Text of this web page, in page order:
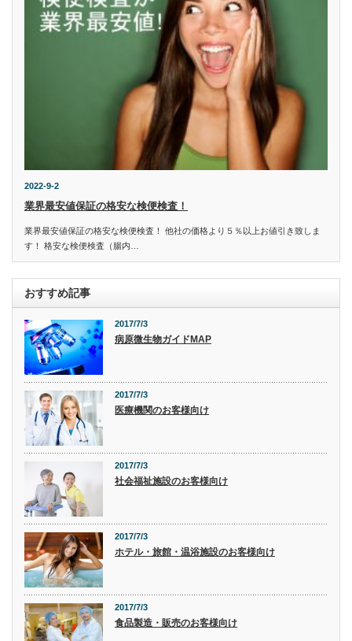
2022-9-2
業界最安値保証の格安な検便検査！
業界最安値保証の格安な検便検査！ 他社の価格より５％以上お値引き致しま
す！ 格安な検便検査（腸内…
おすすめ記事
2017/7/3
病原微生物ガイドMAP
2017/7/3
医療機関のお客様向け
2017/7/3
社会福祉施設のお客様向け
2017/7/3
ホテル・旅館・温浴施設のお客様向け
2017/7/3
食品製造・販売のお客様向け